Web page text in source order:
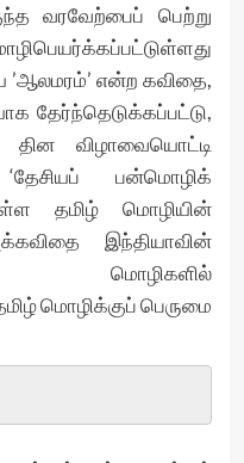
வரவேற்பைப் பெற்று
’ஆலமரம்’ என்ற கவிதை,
தேர்ந்தெடுக்கப்பட்டு,
தின விழாவையொட்டி
‘தேசியப் பன்மொழிக்
தமிழ் மொழியின்
இந்தியாவின்
மொழிகளில்
மொழிக்குப் பெருமை